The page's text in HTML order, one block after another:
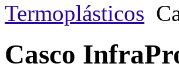
Termoplásticos
Casco